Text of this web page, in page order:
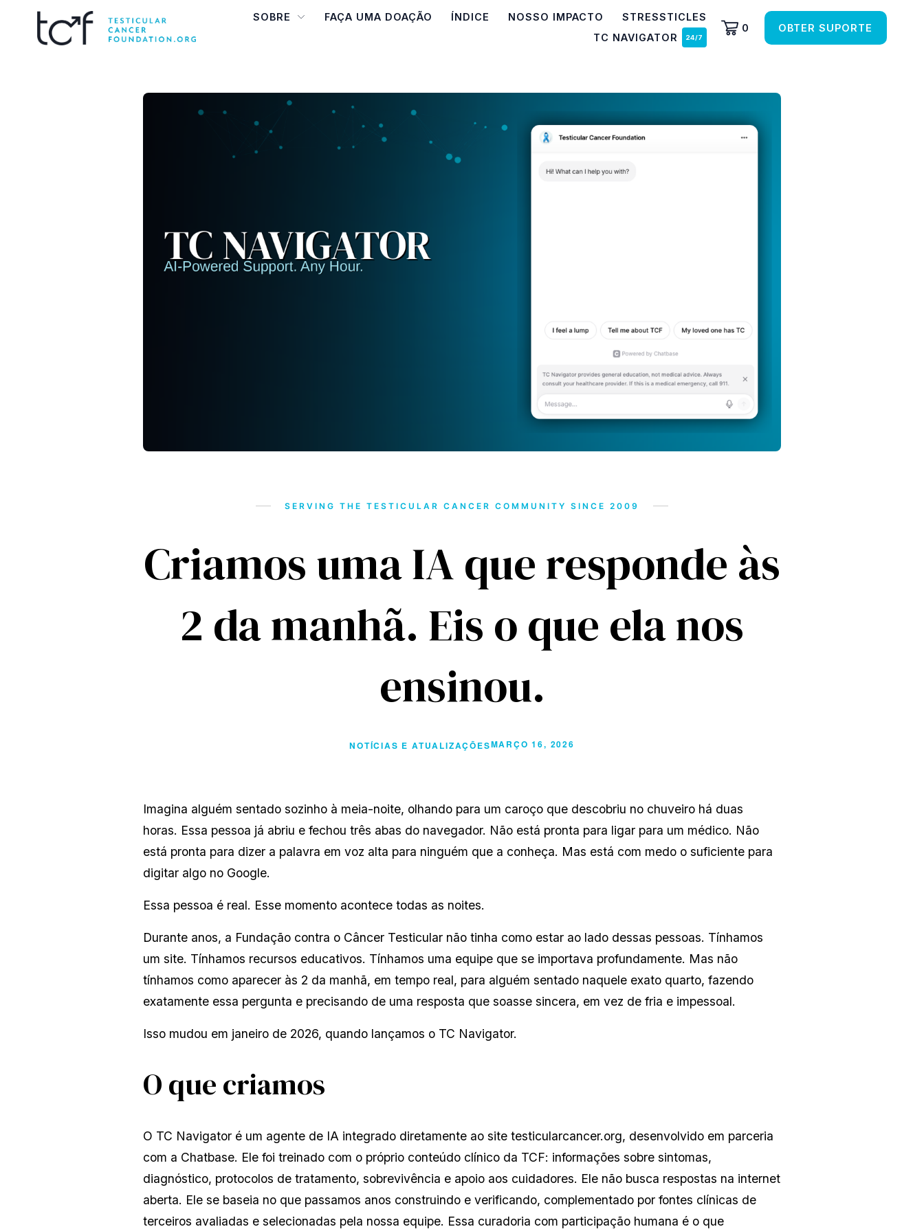
SOBRE FAÇA UMA DOAÇÃO ÍNDICE NOSSO IMPACTO
STRESSTICLES
TC NAVIGATOR
0 OBTER SUPORTE
SERVING THE TESTICULAR CANCER COMMUNITY SINCE 2009
Criamos uma IA que responde às
2 da manhã. Eis o que ela nos
ensinou.
NOTÍCIAS E ATUALIZAÇÕESMARÇO 16, 2026
Imagina alguém sentado sozinho à meia-noite, olhando para um caroço que descobriu no chuveiro há duas
horas. Essa pessoa já abriu e fechou três abas do navegador. Não está pronta para ligar para um médico. Não
está pronta para dizer a palavra em voz alta para ninguém que a conheça. Mas está com medo o suficiente para
digitar algo no Google.
Essa pessoa é real. Esse momento acontece todas as noites.
Durante anos, a Fundação contra o Câncer Testicular não tinha como estar ao lado dessas pessoas. Tínhamos
um site. Tínhamos recursos educativos. Tínhamos uma equipe que se importava profundamente. Mas não
tínhamos como aparecer às 2 da manhã, em tempo real, para alguém sentado naquele exato quarto, fazendo
exatamente essa pergunta e precisando de uma resposta que soasse sincera, em vez de fria e impessoal.
Isso mudou em janeiro de 2026, quando lançamos o TC Navigator.
O que criamos
O TC Navigator é um agente de IA integrado diretamente ao site testicularcancer.org, desenvolvido em parceria
com a Chatbase. Ele foi treinado com o próprio conteúdo clínico da TCF: informações sobre sintomas,
diagnóstico, protocolos de tratamento, sobrevivência e apoio aos cuidadores. Ele não busca respostas na internet
aberta. Ele se baseia no que passamos anos construindo e verificando, complementado por fontes clínicas de
terceiros avaliadas e selecionadas pela nossa equipe. Essa curadoria com participação humana é o que